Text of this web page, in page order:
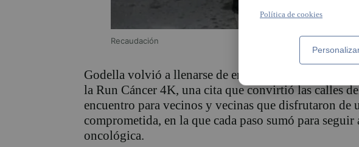
Recaudación
Godella volvió a llenarse de energía, deporte y
la Run Cáncer 4K, una cita que convirtió las calles
encuentro para vecinos y vecinas que disfrutaron de
comprometida, en la que cada paso sumó para
oncológica.
Política de cookies